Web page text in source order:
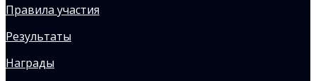
Правила участия
Результаты
Награды